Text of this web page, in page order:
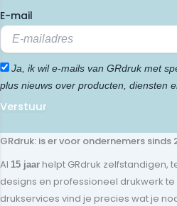
E-mail
Ja, ik wil e-mails van GRdruk met
plus nieuws over producten, diensten
Verstuur
GRdruk: is er voor ondernemers sinds
Al 15 jaar helpt GRdruk zelfstandigen,
designs en professioneel drukwerk
drukservices vind je precies wat je